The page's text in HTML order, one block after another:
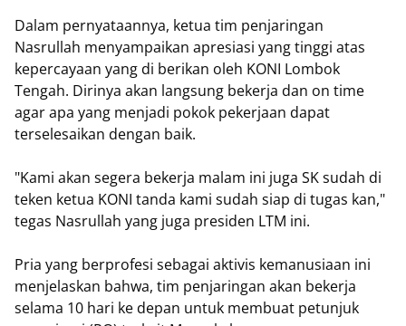
Dalam pernyataannya, ketua tim penjaringan
Nasrullah menyampaikan apresiasi yang tinggi atas
kepercayaan yang di berikan oleh KONI Lombok
Tengah. Dirinya akan langsung bekerja dan on time
agar apa yang menjadi pokok pekerjaan dapat
terselesaikan dengan baik.
"Kami akan segera bekerja malam ini juga SK sudah di
teken ketua KONI tanda kami sudah siap di tugas kan,"
tegas Nasrullah yang juga presiden LTM ini.
Pria yang berprofesi sebagai aktivis kemanusiaan ini
menjelaskan bahwa, tim penjaringan akan bekerja
selama 10 hari ke depan untuk membuat petunjuk